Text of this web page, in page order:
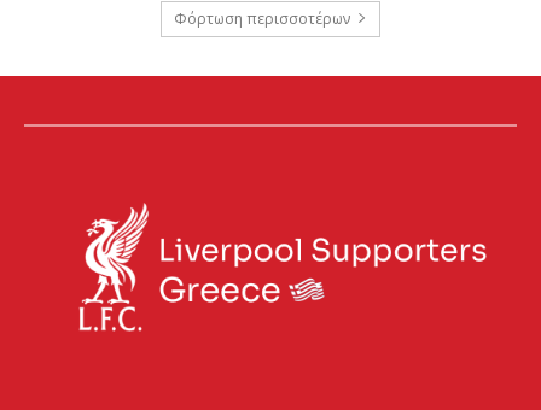
Φόρτωση περισσοτέρων